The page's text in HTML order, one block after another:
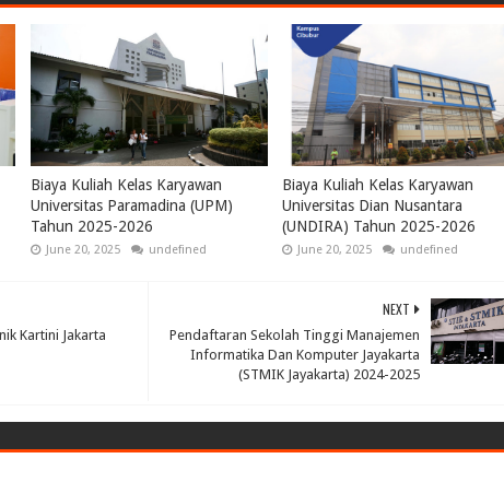
Biaya Kuliah Kelas Karyawan
Universitas Paramadina (UPM)
Tahun 2025-2026
June 20, 2025 undefined
Biaya Kuliah Kelas Karyawan
Universitas Dian Nusantara
(UNDIRA) Tahun 2025-2026
June 20, 2025 undefined
NEXT
Pendaftaran Sekolah Tinggi Manajemen
Informatika Dan Komputer Jayakarta
(STMIK Jayakarta) 2024-2025
Kartini Jakarta